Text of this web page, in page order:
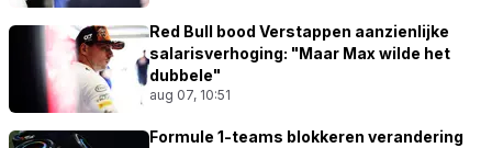
Red Bull bood Verstappen aanzienlijke
salarisverhoging: "Maar Max wilde het
dubbele"
aug 07, 10:51
Formule 1-teams blokkeren verandering